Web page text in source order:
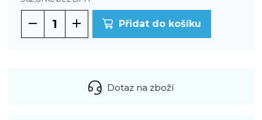
Přidat do košíku
Dotaz na zboží